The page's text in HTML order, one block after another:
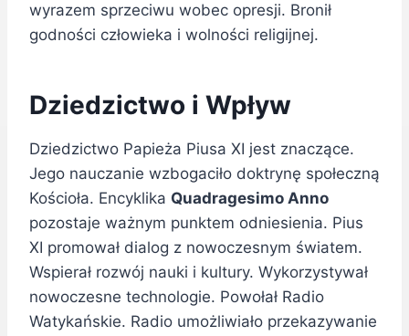
wyrazem sprzeciwu wobec opresji. Bronił
godności człowieka i wolności religijnej.
Dziedzictwo i Wpływ
Dziedzictwo Papieża Piusa XI jest znaczące.
Jego nauczanie wzbogaciło doktrynę społeczną
Kościoła. Encyklika Quadragesimo Anno
pozostaje ważnym punktem odniesienia. Pius
XI promował dialog z nowoczesnym światem.
Wspierał rozwój nauki i kultury. Wykorzystywał
nowoczesne technologie. Powołał Radio
Watykańskie. Radio umożliwiało przekazywanie